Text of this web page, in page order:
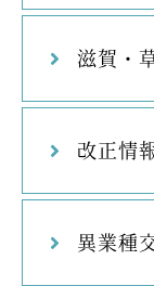
滋賀・
改正情
異業種